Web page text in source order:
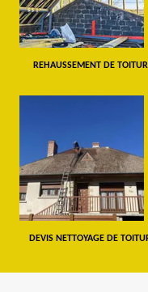
REHAUSSEMENT DE
DEVIS NETTOYAGE DE